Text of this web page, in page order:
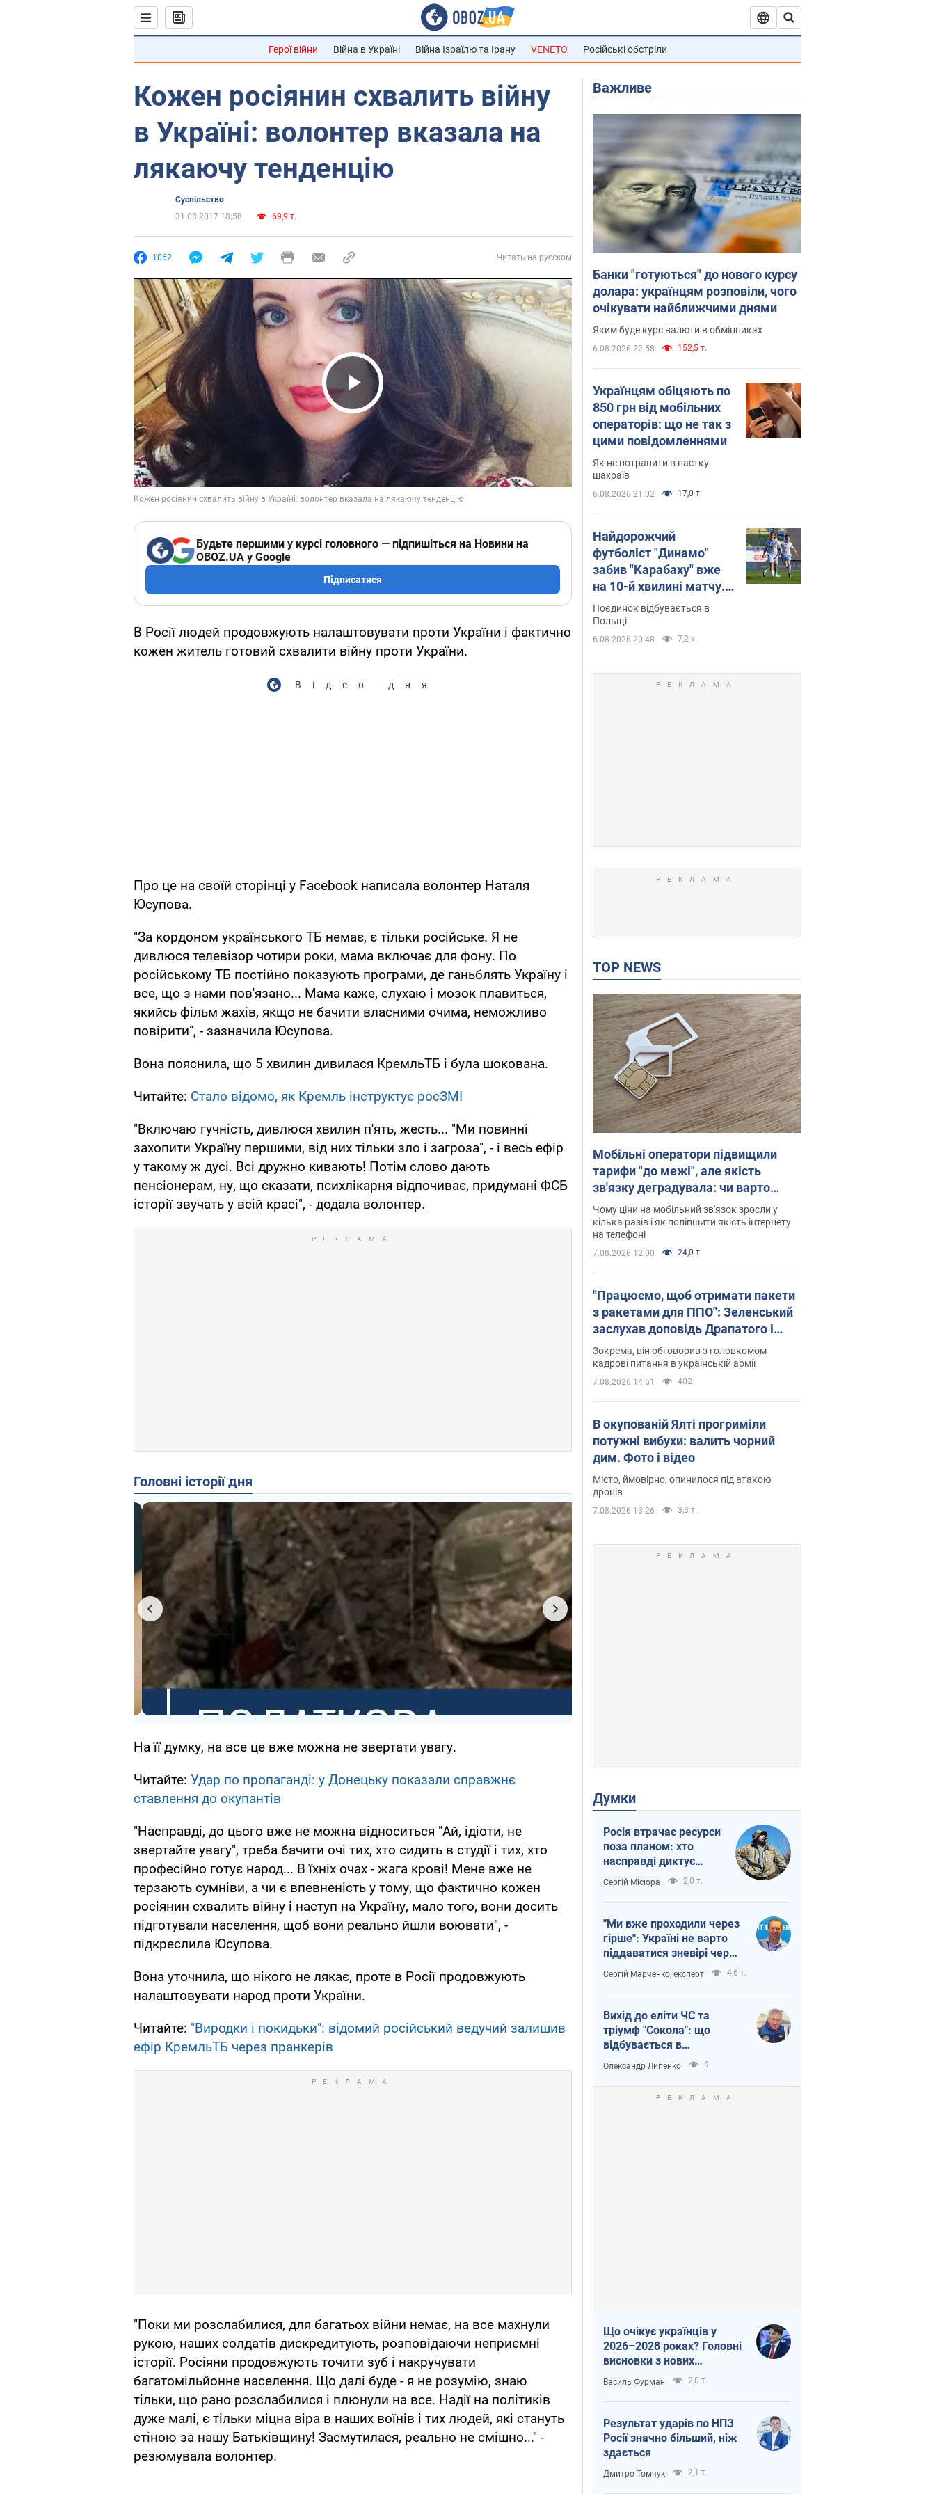
Герої війни Війна в Україні Війна Ізраїлю та Ірану VENETO Російські обстріли
Кожен росіянин схвалить війну
в Україні: волонтер вказала на
лякаючу тенденцію
Суспільство
31.08.2017 18:58
69,9 т.
1062 Читать на русском
Play Video
Будьте першими у курсі головного — підпишіться на Новини на
OBOZ.UA у Google
Підписатися
В Росії людей продовжують налаштовувати проти України і фактично
кожен житель готовий схвалити війну проти України.
Відео дня
Про це на своїй сторінці у Facebook написала волонтер Наталя
Юсупова.
"За кордоном українського ТБ немає, є тільки російське. Я не
дивлюся телевізор чотири роки, мама включає для фону. По
російському ТБ постійно показують програми, де ганьблять Україну і
все, що з нами пов'язано... Мама каже, слухаю і мозок плавиться,
якийсь фільм жахів, якщо не бачити власними очима, неможливо
повірити", - зазначила Юсупова.
Вона пояснила, що 5 хвилин дивилася КремльТБ і була шокована.
Читайте: Стало відомо, як Кремль інструктує росЗМІ
"Включаю гучність, дивлюся хвилин п'ять, жесть... "Ми повинні
захопити Україну першими, від них тільки зло і загроза", - і весь ефір
у такому ж дусі. Всі дружно кивають! Потім слово дають
пенсіонерам, ну, що сказати, психлікарня відпочиває, придумані ФСБ
історії звучать у всій красі", - додала волонтер.
Головні історії дня
На її думку, на все це вже можна не звертати увагу.
Читайте: Удар по пропаганді: у Донецьку показали справжнє
ставлення до окупантів
"Насправді, до цього вже не можна відноситься "Ай, ідіоти, не
звертайте увагу", треба бачити очі тих, хто сидить в студії і тих, хто
професійно готує народ... В їхніх очах - жага крові! Мене вже не
терзають сумніви, а чи є впевненість у тому, що фактично кожен
росіянин схвалить війну і наступ на Україну, мало того, вони досить
підготували населення, щоб вони реально йшли воювати", -
підкреслила Юсупова.
Вона уточнила, що нікого не лякає, проте в Росії продовжують
налаштовувати народ проти України.
Читайте: "Виродки і покидьки": відомий російський ведучий залишив
ефір КремльТБ через пранкерів
"Поки ми розслабилися, для багатьох війни немає, на все махнули
рукою, наших солдатів дискредитують, розповідаючи неприємні
історії. Росіяни продовжують точити зуб і накручувати
багатомільйонне населення. Що далі буде - я не розумію, знаю
тільки, що рано розслабилися і плюнули на все. Надії на політиків
дуже малі, є тільки міцна віра в наших воїнів і тих людей, які стануть
стіною за нашу Батьківщину! Засмутилася, реально не смішно..." -
резюмувала волонтер.
Важливе
Банки "готуються" до нового курсу
долара: українцям розповіли, чого
очікувати найближчими днями
Яким буде курс валюти в обмінниках
6.08.2026 22:58 152,5 т.
Українцям обіцяють по
850 грн від мобільних
операторів: що не так з
цими повідомленнями
Як не потрапити в пастку
шахраїв
6.08.2026 21:02 17,0 т.
Найдорожчий
футболіст "Динамо"
забив "Карабаху" вже
на 10-й хвилині матчу.
Відео
Поєдинок відбувається в
Польщі
6.08.2026 20:48 7,2 т.
TOP NEWS
Мобільні оператори підвищили
тарифи "до межі", але якість
зв'язку деградувала: чи варто
скаржитись на ціни
Чому ціни на мобільний зв'язок зросли у
кілька разів і як поліпшити якість інтернету
на телефоні
7.08.2026 12:00 24,0 т.
"Працюємо, щоб отримати пакети
з ракетами для ППО": Зеленський
заслухав доповідь Драпатого і
анонсував нові кроки
Зокрема, він обговорив з головкомом
кадрові питання в українській армії
7.08.2026 14:51 402
В окупованій Ялті прогриміли
потужні вибухи: валить чорний
дим. Фото і відео
Місто, ймовірно, опинилося під атакою
дронів
7.08.2026 13:26 3,3 т.
Думки
Росія втрачає ресурси
поза планом: хто
насправді диктує
темп війни
Сергій Місюра 2,0 т.
"Ми вже проходили через
гірше": Україні не варто
піддаватися зневірі через
ракетний терор
Сергій Марченко, експерт 4,6 т.
Вихід до еліти ЧС та
тріумф "Сокола": що
відбувається в
українському хокеї
Олександр Липенко 9
Що очікує українців у
2026–2028 роках? Головні
висновки з нових
прогнозів від НБУ
Василь Фурман 2,0 т.
Результат ударів по НПЗ
Росії значно більший, ніж
здається
Дмитро Томчук 2,1 т.